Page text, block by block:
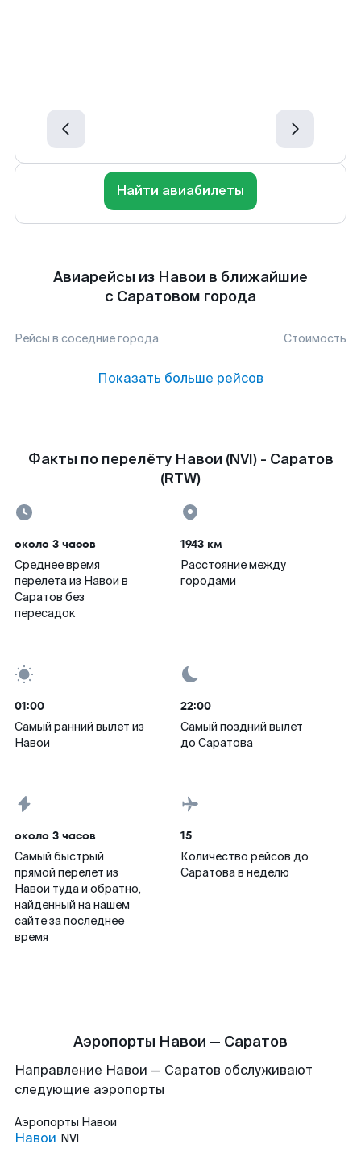
Найти авиабилеты
Авиарейсы из Навои в ближайшие
с Саратовом города
Рейсы в соседние города Стоимость
Показать больше рейсов
Факты по перелёту Навои (NVI) - Саратов
(RTW)
около 3 часов
Среднее время
перелета из Навои в
Саратов без
пересадок
1943 км
Расстояние между
городами
01:00
Самый ранний вылет из
Навои
22:00
Самый поздний вылет
до Саратова
около 3 часов
Самый быстрый
прямой перелет из
Навои туда и обратно,
найденный на нашем
сайте за последнее
время
15
Количество рейсов до
Саратова в неделю
Аэропорты Навои — Саратов
Направление Навои — Саратов обслуживают
следующие аэропорты
Аэропорты Навои
Навои NVI